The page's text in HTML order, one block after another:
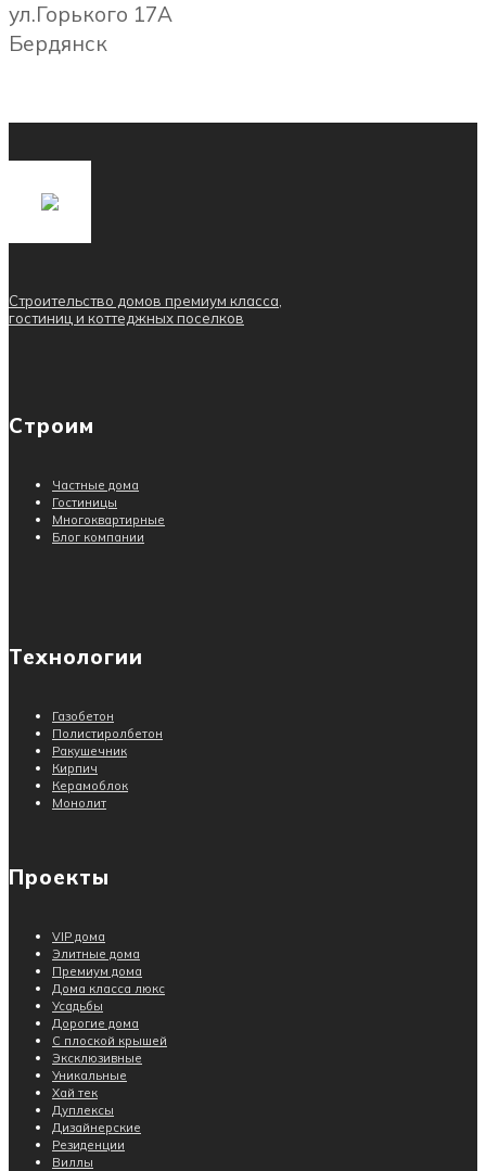
ул.Горького 17А
Бердянск
Строительство домов премиум класса,
гостиниц и коттеджных поселков
Строим
Частные дома
Гостиницы
Многоквартирные
Блог компании
Технологии
Газобетон
Полистиролбетон
Ракушечник
Кирпич
Керамоблок
Монолит
Проекты
VIP дома
Элитные дома
Премиум дома
Дома класса люкс
Усадьбы
Дорогие дома
С плоской крышей
Эксклюзивные
Уникальные
Хай тек
Дуплексы
Дизайнерские
Резиденции
Виллы